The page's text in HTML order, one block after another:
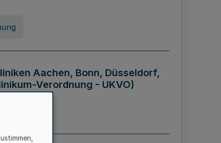
Aachen, Bonn, Düsseldorf,
Verordnung - UKVO)